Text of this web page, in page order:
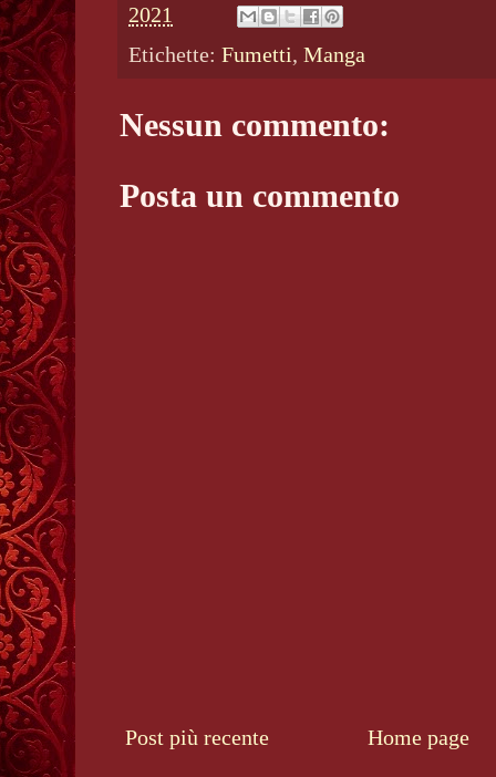
2021
Etichette: Fumetti, Manga
Nessun commento:
Posta un commento
Post più recente Home page